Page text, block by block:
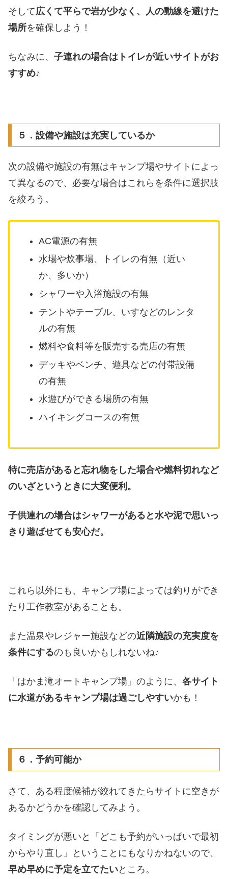
そして広くて平らで岩が少なく、人の動線を避けた
場所を確保しよう！
ちなみに、 子連れの場合はトイレが近いサイトがお
すすめ♪
５．設備や施設は充実しているか
次の設備や施設の有無はキャンプ場やサイトによっ
て異なるので、必要な場合はこれらを条件に選択肢
を絞ろう。
AC電源の有無
水場や炊事場、トイレの有無（近い
か、多いか）
シャワーや入浴施設の有無
テントやテーブル、いすなどのレンタ
ルの有無
燃料や食料等を販売する売店の有無
デッキやベンチ、遊具などの付帯設備
の有無
水遊びができる場所の有無
ハイキングコースの有無
特に売店があると忘れ物をした場合や燃料切れなど
のいざというときに大変便利。
子供連れの場合はシャワーがあると水や泥で思いっ
きり遊ばせても安心だ。
これら以外にも、キャンプ場によっては釣りができ
たり工作教室があることも。
また温泉やレジャー施設などの近隣施設の充実度を
条件にするのも良いかもしれないね♪
「はかま滝オートキャンプ場」のように、 各サイト
に水道があるキャンプ場は過ごしやすいかも！
６．予約可能か
さて、ある程度候補が絞れてきたらサイトに空きが
あるかどうかを確認してみよう。
タイミングが悪いと「どこも予約がいっぱいで最初
からやり直し」ということにもなりかねないので、
早め早めに予定を立てたいところ。